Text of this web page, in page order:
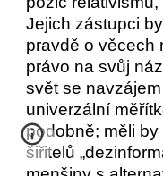
Jejich zástupci
pravdě o věcech
právo na svůj
svět se
univerzální
podobně; měli
šiřitelů